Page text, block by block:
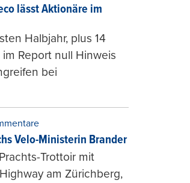
lässt Aktionäre im
Halbjahr, plus 14
Report null Hinweis
bei
Velo-Ministerin Brander
Trottoir mit
am Zürichberg,